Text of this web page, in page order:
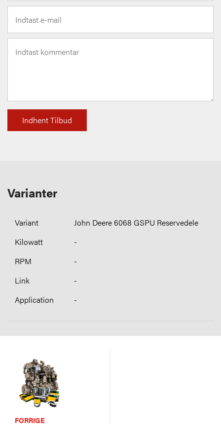
Indhent Tilbud
Varianter
John Deere 6068 GSPU Reservedele
-
-
-
-
FORRIGE